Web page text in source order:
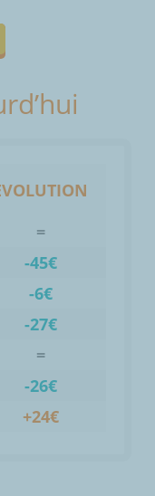
=
-45€
-6€
-27€
=
-26€
+24€